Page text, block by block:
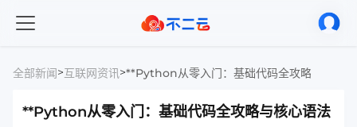
全部新闻>互联网资讯>**Python从零入门：基础代码全攻略与核心
**Python从零入门：基础代码全攻略与核心语法